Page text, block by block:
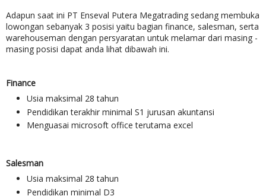
Adapun saat ini PT Enseval Putera Megatrading sedang membuka
lowongan sebanyak 3 posisi yaitu bagian finance, salesman, serta
warehouseman dengan persyaratan untuk melamar dari masing -
masing posisi dapat anda lihat dibawah ini.
Finance
Usia maksimal 28 tahun
Pendidikan terakhir minimal S1 jurusan akuntansi
Menguasai microsoft office terutama excel
Salesman
Usia maksimal 28 tahun
Pendidikan minimal D3